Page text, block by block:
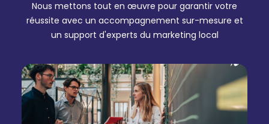
Nous mettons tout en œuvre pour garantir votre
réussite avec un accompagnement sur-mesure et
un support d'experts du marketing local